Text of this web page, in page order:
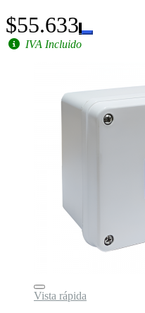
$55.633
IVA Incluido
Vista rápida